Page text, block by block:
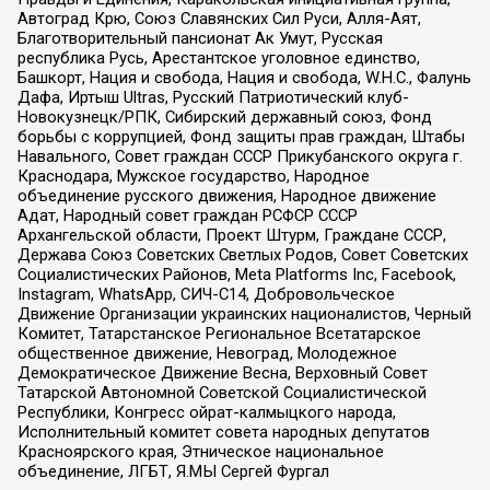
Автоград Крю, Союз Славянских Сил Руси, Алля-Аят,
Благотворительный пансионат Ак Умут, Русская
республика Русь, Арестантское уголовное единство,
Башкорт, Нация и свобода, Нация и свобода, W.H.С., Фалунь
Дафа, Иртыш Ultras, Русский Патриотический клуб-
Новокузнецк/РПК, Сибирский державный союз, Фонд
борьбы с коррупцией, Фонд защиты прав граждан, Штабы
Навального, Совет граждан СССР Прикубанского округа г.
Краснодара, Мужское государство, Народное
объединение русского движения, Народное движение
Адат, Народный совет граждан РСФСР СССР
Архангельской области, Проект Штурм, Граждане СССР,
Держава Союз Советских Светлых Родов, Совет Советских
Социалистических Районов, Meta Platforms Inc, Facebook,
Instagram, WhatsApp, СИЧ-С14, Добровольческое
Движение Организации украинских националистов, Черный
Комитет, Татарстанское Региональное Всетатарское
общественное движение, Невоград, Молодежное
Демократическое Движение Весна, Верховный Совет
Татарской Автономной Советской Социалистической
Республики, Конгресс ойрат-калмыцкого народа,
Исполнительный комитет совета народных депутатов
Красноярского края, Этническое национальное
объединение, ЛГБТ, Я.МЫ Сергей Фургал